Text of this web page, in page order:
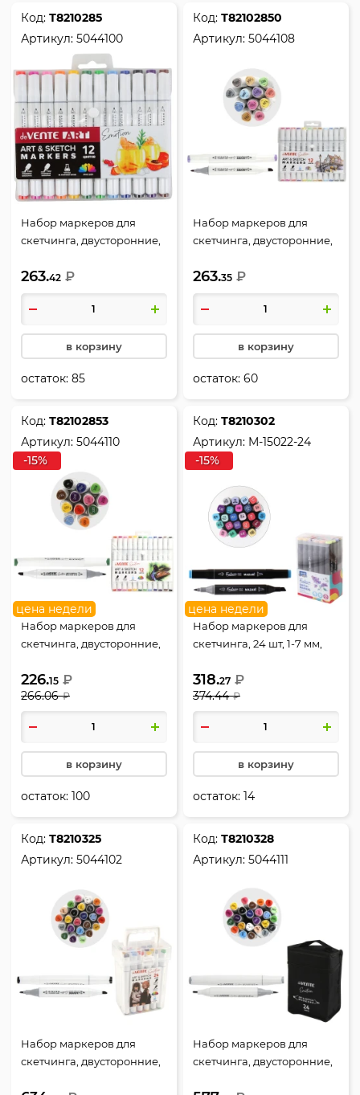
Код:Т8210285
Артикул:5044100
Набор маркеров для
скетчинга, двусторонние,
скошенный, deVENTE,
5044100
263.42 ₽
в корзину
остаток:85
Код:Т82102850
Артикул:5044108
Набор маркеров для
скетчинга, двусторонние,
скошенный, deVENTE,
5044108
263.35 ₽
в корзину
остаток:60
Код:Т82102853
Артикул:5044110
-15%
цена недели
Набор маркеров для
скетчинга, двусторонние,
кистевидный/скошенный,
deVENTE, 5044110
226.15 ₽
266.06 ₽
в корзину
остаток:100
Код:Т8210302
Артикул: M-15022-24
-15%
цена недели
Набор маркеров для
скетчинга, 24 шт, 1-7 мм,
Fantasia, Mazari, M-15022-
24
318.27 ₽
374.44 ₽
в корзину
остаток:14
Код:Т8210325
Артикул:5044102
Набор маркеров для
скетчинга, двусторонние,
Код:Т8210328
Артикул:5044111
Набор маркеров для
скетчинга, двусторонние,